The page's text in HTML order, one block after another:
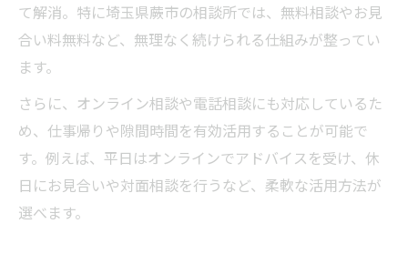
て解消。特に埼玉県蕨市の相談所では、無料相談やお見
合い料無料など、無理なく続けられる仕組みが整ってい
ます。
さらに、オンライン相談や電話相談にも対応しているた
め、仕事帰りや隙間時間を有効活用することが可能で
す。例えば、平日はオンラインでアドバイスを受け、休
日にお見合いや対面相談を行うなど、柔軟な活用方法が
選べます。